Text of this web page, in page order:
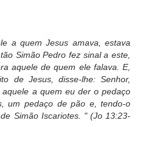
a quem Jesus amava, estava
Simão Pedro fez sinal a este,
aquele de quem ele falava. E,
de Jesus, disse-lhe: Senhor,
a quem eu der o pedaço
um pedaço de pão e, tendo-o
Simão Iscariotes. "(Jo 13:23-